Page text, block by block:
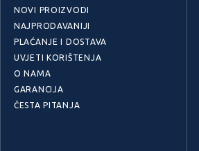
NOVI PROIZVODI
NAJPRODAVANIJI
PLAĆANJE I DOSTAVA
UVJETI KORIŠTENJA
O NAMA
GARANCIJA
ČESTA PITANJA